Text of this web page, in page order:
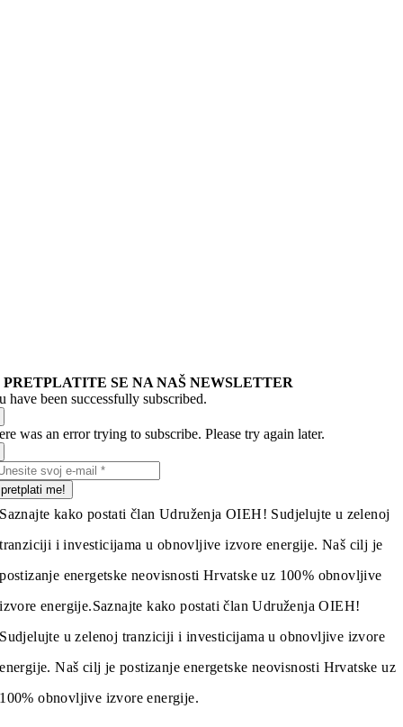
PRETPLATITE SE NA NAŠ NEWSLETTER
have been successfully subscribed.
was an error trying to subscribe. Please try again later.
pretplati me!
Saznajte kako postati član Udruženja OIEH! Sudjelujte u zelenoj
tranziciji i investicijama u obnovljive izvore energije. Naš cilj je
postizanje energetske neovisnosti Hrvatske uz 100% obnovljive
izvore energije.Saznajte kako postati član Udruženja OIEH!
Sudjelujte u zelenoj tranziciji i investicijama u obnovljive izvore
energije. Naš cilj je postizanje energetske neovisnosti Hrvatske uz
100% obnovljive izvore energije.